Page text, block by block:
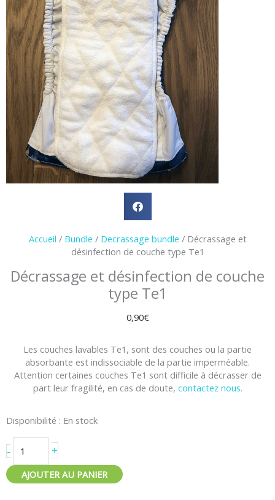
Accueil / Bundle / Decrassage bundle / Décrassage et
désinfection de couche type Te1
Décrassage et désinfection de couche
type Te1
0,90€
Les couches lavables Te1, sont des couches ou la partie
absorbante est indissociable de la partie imperméable.
Attention certaines couches Te1 sont difficile à décrasser de
part leur fragilité, en cas de doute, contactez nous.
Disponibilité : En stock
-
quantité
Décrassage
désinfection
de
+
AJOUTER AU PANIER